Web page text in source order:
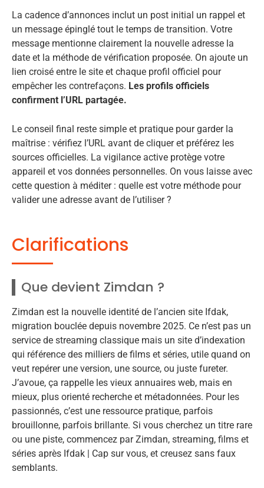
La cadence d’annonces inclut un post initial un rappel et
un message épinglé tout le temps de transition. Votre
message mentionne clairement la nouvelle adresse la
date et la méthode de vérification proposée. On ajoute un
lien croisé entre le site et chaque profil officiel pour
empêcher les contrefaçons. Les profils officiels
confirment l’URL partagée.
Le conseil final reste simple et pratique pour garder la
maîtrise : vérifiez l’URL avant de cliquer et préférez les
sources officielles. La vigilance active protège votre
appareil et vos données personnelles. On vous laisse avec
cette question à méditer : quelle est votre méthode pour
valider une adresse avant de l’utiliser ?
Clarifications
Que devient Zimdan ?
Zimdan est la nouvelle identité de l’ancien site Ifdak,
migration bouclée depuis novembre 2025. Ce n’est pas un
service de streaming classique mais un site d’indexation
qui référence des milliers de films et séries, utile quand on
veut repérer une version, une source, ou juste fureter.
J’avoue, ça rappelle les vieux annuaires web, mais en
mieux, plus orienté recherche et métadonnées. Pour les
passionnés, c’est une ressource pratique, parfois
brouillonne, parfois brillante. Si vous cherchez un titre rare
ou une piste, commencez par Zimdan, streaming, films et
séries après Ifdak | Cap sur vous, et creusez sans faux
semblants.